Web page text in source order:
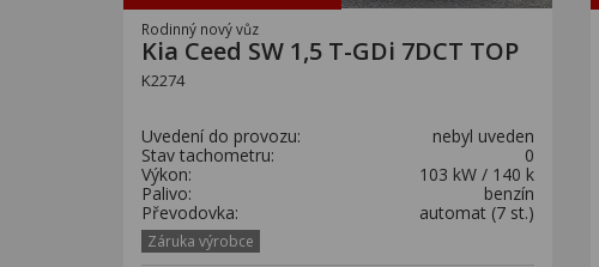
Rodinný nový vůz
Kia Ceed SW 1,5 T-GDi 7DCT TOP
K2274
Uvedení do provozu:
nebyl uveden
Stav tachometru:
0
Výkon:
103 kW / 140 k
Palivo:
benzín
Převodovka:
automat (7 st.)
Záruka výrobce